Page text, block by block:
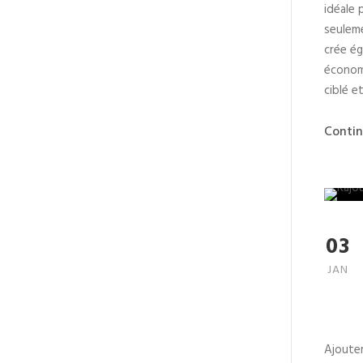
idéale
crée
ciblé
03
JAN